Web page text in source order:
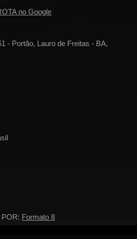
no Google
- Portão, Lauro de Freitas - BA,
Formato 8